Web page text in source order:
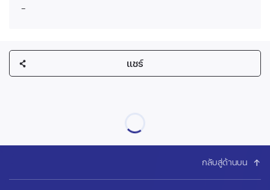
-
แชร์
กลับสู่ด้านบน